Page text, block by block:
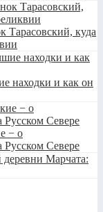
Тарасовский, куда
находки и как он
− о
Русском Севере
Марчата: